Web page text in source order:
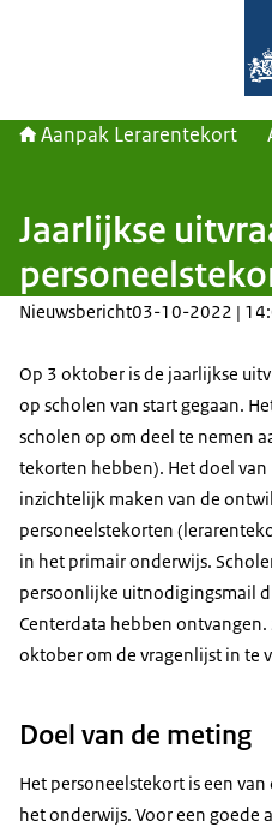
Aanpak Lerarentekort
Jaarlijkse
Nieuwsbericht03-10-2022 |
Op 3 oktober is de jaarlijkse
op scholen van start gegaan.
scholen op om deel te nemen
tekorten hebben). Het doel
inzichtelijk maken van de
personeelstekorten
in het primair onderwijs.
persoonlijke uitnodigingsmail
Centerdata hebben
oktober om de vragenlijst in te
Doel van de meting
Het personeelstekort is een
het onderwijs. Voor een goede